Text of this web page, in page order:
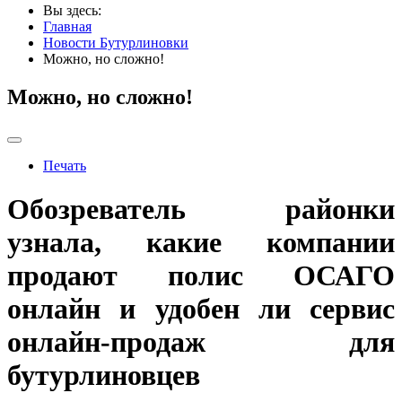
Вы здесь:
Главная
Новости Бутурлиновки
Можно, но сложно!
Можно, но сложно!
Печать
Обозреватель районки
узнала, какие компании
продают полис ОСАГО
онлайн и удобен ли сервис
онлайн-продаж для
бутурлиновцев